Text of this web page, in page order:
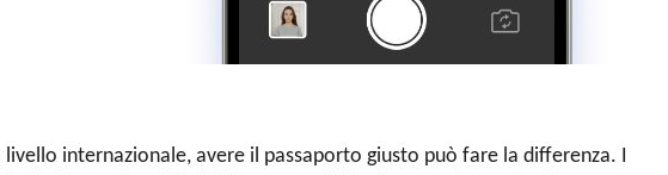
internazionale, avere il passaporto giusto può fare la differenza. I